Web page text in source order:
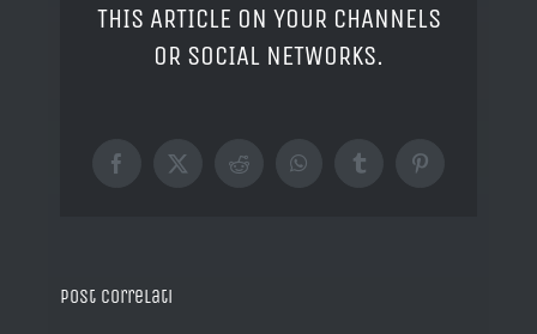
THIS ARTICLE ON YOUR CHANNELS
OR SOCIAL NETWORKS.
Facebook
X RedditWhatsAppTumblrPinterest
Post correlati